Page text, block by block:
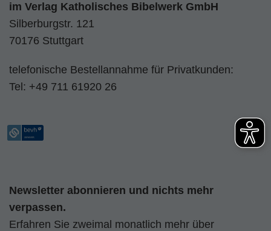
im Verlag Katholisches Bibelwerk GmbH
Silberburgstr. 121
70176 Stuttgart
telefonische Bestellannahme für Privatkunden:
Tel: +49 711 61920 26
Newsletter abonnieren und nichts mehr
verpassen.
Erfahren Sie zweimal monatlich mehr über